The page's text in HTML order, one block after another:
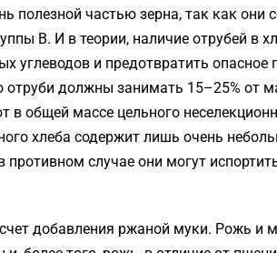
полезной частью зерна, так как они
B. И в теории, наличие отрубей в
углеводов и предотвратить
отруби должны занимать 15–25% от
в общей массе цельного
хлеба содержит лишь очень
случае они могут
добавления ржаной муки. Рожь и